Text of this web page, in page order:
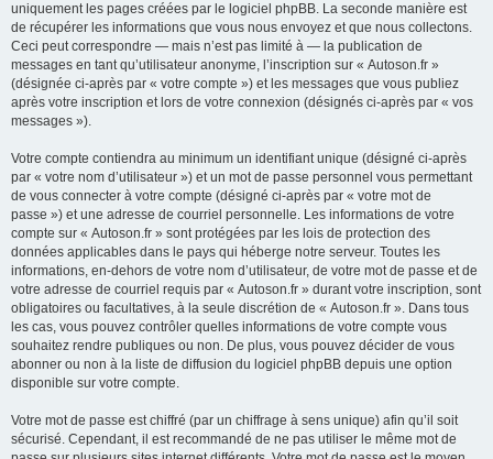
uniquement les pages créées par le logiciel phpBB. La seconde manière est
de récupérer les informations que vous nous envoyez et que nous collectons.
Ceci peut correspondre — mais n’est pas limité à — la publication de
messages en tant qu’utilisateur anonyme, l’inscription sur « Autoson.fr »
(désignée ci-après par « votre compte ») et les messages que vous publiez
après votre inscription et lors de votre connexion (désignés ci-après par « vos
messages »).
Votre compte contiendra au minimum un identifiant unique (désigné ci-après
par « votre nom d’utilisateur ») et un mot de passe personnel vous permettant
de vous connecter à votre compte (désigné ci-après par « votre mot de
passe ») et une adresse de courriel personnelle. Les informations de votre
compte sur « Autoson.fr » sont protégées par les lois de protection des
données applicables dans le pays qui héberge notre serveur. Toutes les
informations, en-dehors de votre nom d’utilisateur, de votre mot de passe et de
votre adresse de courriel requis par « Autoson.fr » durant votre inscription, sont
obligatoires ou facultatives, à la seule discrétion de « Autoson.fr ». Dans tous
les cas, vous pouvez contrôler quelles informations de votre compte vous
souhaitez rendre publiques ou non. De plus, vous pouvez décider de vous
abonner ou non à la liste de diffusion du logiciel phpBB depuis une option
disponible sur votre compte.
Votre mot de passe est chiffré (par un chiffrage à sens unique) afin qu’il soit
sécurisé. Cependant, il est recommandé de ne pas utiliser le même mot de